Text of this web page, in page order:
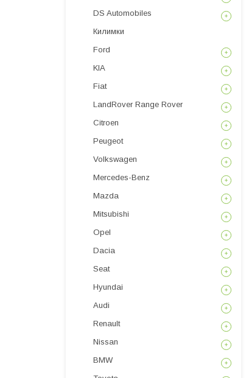
DS Automobiles
Килимки
Ford
KIA
Fiat
LandRover Range Rover
Citroen
Peugeot
Volkswagen
Mercedes-Benz
Mazda
Mitsubishi
Opel
Dacia
Seat
Hyundai
Audi
Renault
Nissan
BMW